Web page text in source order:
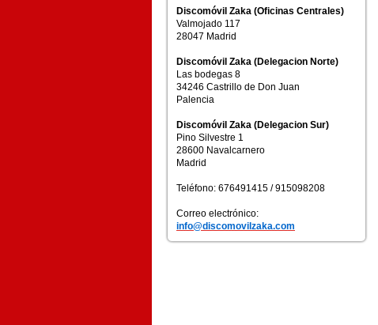
Discomóvil Zaka (Oficinas Centrales)
Valmojado 117
28047 Madrid
Discomóvil Zaka (Delegacion Norte)
Las bodegas 8
34246 Castrillo de Don Juan
Palencia
Discomóvil Zaka (Delegacion Sur)
Pino Silvestre 1
28600 Navalcarnero
Madrid
Teléfono: 676491415 / 915098208
Correo electrónico:
info@discomovilzaka.com